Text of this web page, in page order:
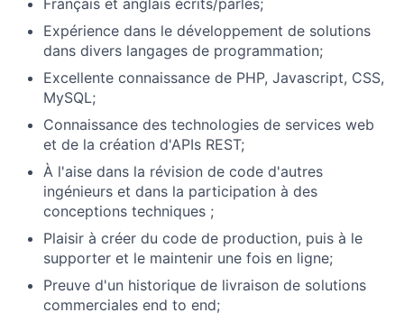
Portfolio
Network
Careers
Français et anglais écrits/parlés;
Expérience dans le développement de solutions
dans divers langages de programmation;
Excellente connaissance de PHP, Javascript, CSS,
MySQL;
Connaissance des technologies de services web
et de la création d'APIs REST;
À l'aise dans la révision de code d'autres
ingénieurs et dans la participation à des
conceptions techniques ;
Plaisir à créer du code de production, puis à le
supporter et le maintenir une fois en ligne;
Preuve d'un historique de livraison de solutions
commerciales end to end;